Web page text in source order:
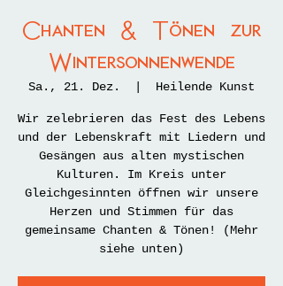
Chanten & Tönen zur
Wintersonnenwende
Sa., 21. Dez. Heilende Kunst
Wir zelebrieren das Fest des Lebens
und der Lebenskraft mit Liedern und
Gesängen aus alten mystischen
Kulturen. Im Kreis unter
Gleichgesinnten öffnen wir unsere
Herzen und Stimmen für das
gemeinsame Chanten & Tönen! (Mehr
siehe unten)